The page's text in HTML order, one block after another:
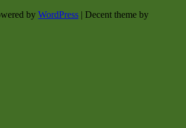
by WordPress | Decent theme by